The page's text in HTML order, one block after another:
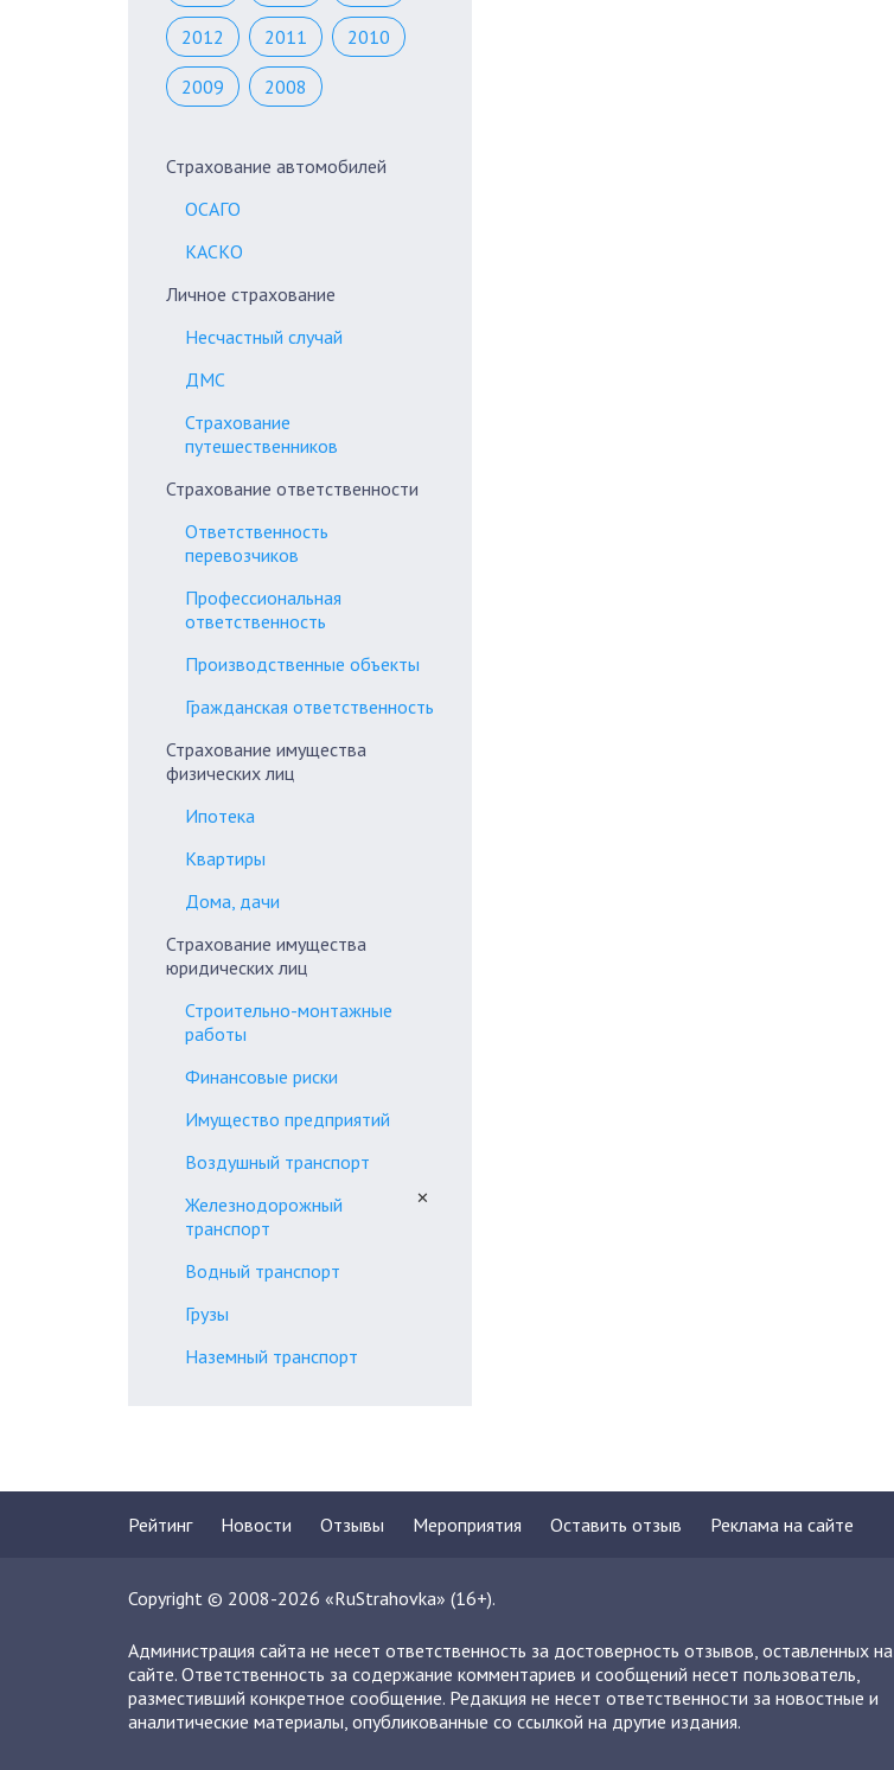
2012 2011 2010
2009 2008
Страхование автомобилей
ОСАГО
КАСКО
Личное страхование
Несчастный случай
ДМС
Страхование
путешественников
Страхование ответственности
Ответственность
перевозчиков
Профессиональная
ответственность
Производственные объекты
Гражданская ответственность
Страхование имущества
физических лиц
Ипотека
Квартиры
Дома, дачи
Страхование имущества
юридических лиц
Строительно-монтажные
работы
Финансовые риски
Имущество предприятий
Воздушный транспорт
Железнодорожный
транспорт
✕
Водный транспорт
Грузы
Наземный транспорт
Рейтинг Новости Отзывы Мероприятия Оставить отзыв Реклама на сайте
Copyright © 2008-2026 «RuStrahovka» (16+).
Администрация сайта не несет ответственность за достоверность отзывов, оставленных на
сайте. Ответственность за содержание комментариев и сообщений несет пользователь,
разместивший конкретное сообщение. Редакция не несет ответственности за новостные и
аналитические материалы, опубликованные со ссылкой на другие издания.